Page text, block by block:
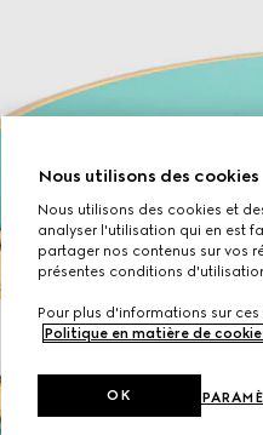
Nous utilisons des cookies
Nous utilisons des cookies et
analyser l'utilisation qui en est
partager nos contenus sur vos
présentes conditions
Pour plus d'informations sur
Politique en matière de
OK